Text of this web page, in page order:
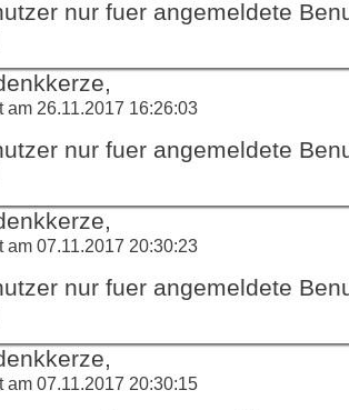
nur fuer angemeldete
am 26.11.2017 16:26:03
nur fuer angemeldete
am 07.11.2017 20:30:23
nur fuer angemeldete
am 07.11.2017 20:30:15